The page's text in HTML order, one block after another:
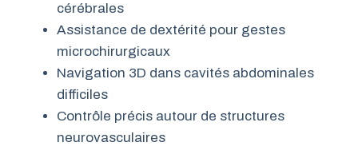
cérébrales
Assistance de dextérité pour gestes
microchirurgicaux
Navigation 3D dans cavités abdominales
difficiles
Contrôle précis autour de structures
neurovasculaires